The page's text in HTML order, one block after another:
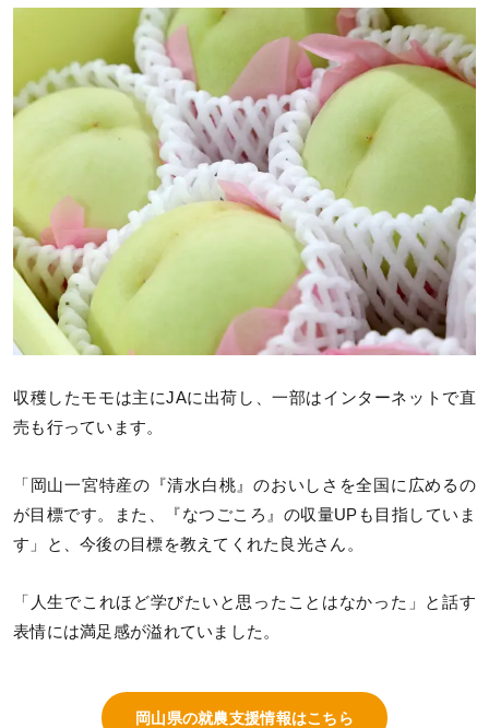
収穫したモモは主にJAに出荷し、一部はインターネットで直
売も行っています。
「岡山一宮特産の『清水白桃』のおいしさを全国に広めるの
が目標です。また、『なつごころ』の収量UPも目指していま
す」と、今後の目標を教えてくれた良光さん。
「人生でこれほど学びたいと思ったことはなかった」と話す
表情には満足感が溢れていました。
岡山県の就農支援情報はこちら